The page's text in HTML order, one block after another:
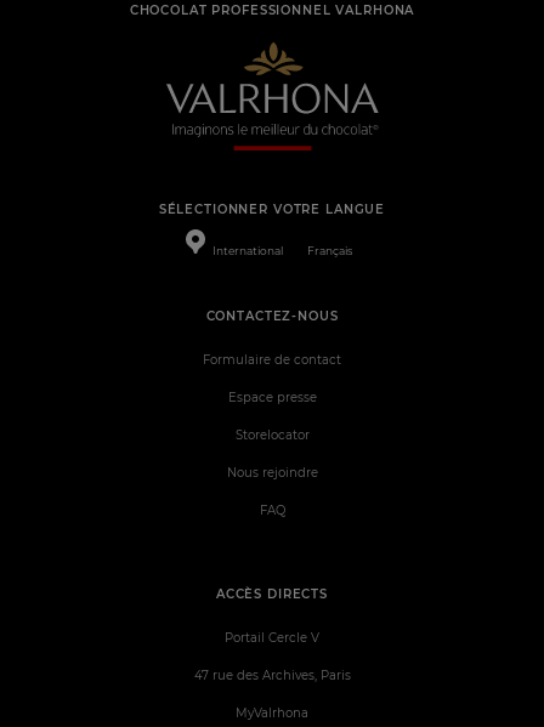
CHOCOLAT PROFESSIONNEL VALRHONA
SÉLECTIONNER VOTRE LANGUE
International Français
ACCÈS DIRECTS
Portail Cercle V
47 rue des Archives, Paris
MyValrhona
CONTACTEZ-NOUS
Formulaire de contact
Espace presse
Storelocator
Nous rejoindre
FAQ